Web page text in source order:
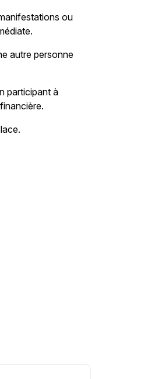
ou
autre personne
participant à